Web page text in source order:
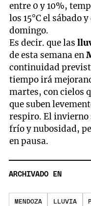
entre 0 y 10%,
los 15°C el sábado y
domingo.
Es decir. que las
de esta semana en
continuidad
tiempo irá
martes, con cielos
que suben
respiro. El invierno
frío y nubosidad,
en pausa.
ARCHIVADO EN
MENDOZA LLUVIA